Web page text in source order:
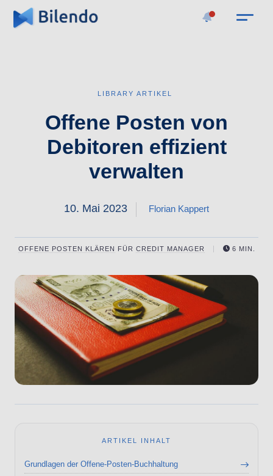
LIBRARY ARTIKEL
Offene Posten von
Debitoren effizient
verwalten
10. Mai 2023 Florian Kappert
OFFENE POSTEN KLÄREN FÜR CREDIT MANAGER 6 MIN.
ARTIKEL INHALT
Grundlagen der Offene-Posten-Buchhaltung